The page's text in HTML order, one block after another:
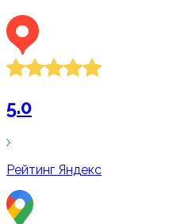
5.0
Рейтинг Яндекс